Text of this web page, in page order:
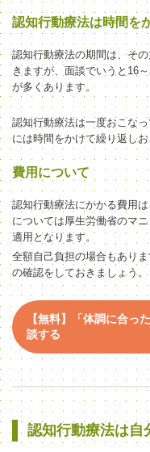
認知行動療法は時間を
認知行動療法の期間は、そ
きますが、面談でいうと16
が多くあります。
認知行動療法は一度おこな
には時間をかけて繰り返し
費用について
認知行動療法にかかる費用
については厚生労働省のマ
適用となります。
全額自己負担の場合もあり
の確認をしておきましょう。
【無料】「体調に合っ
談する
認知行動療法は自